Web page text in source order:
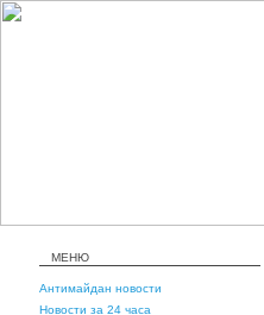
МЕНЮ
Антимайдан новости
Новости за 24 часа